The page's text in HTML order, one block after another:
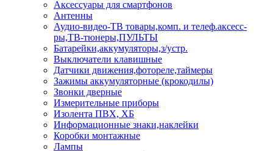
Аксессуары для смартфонов
Антенны
Аудио-видео-ТВ товары,комп. и телеф.аксесс-
ры,ТВ-тюнеры,ПУЛЬТЫ
Батарейки,аккумуляторы,з/устр.
Выключатели клавишные
Датчики движения,фотореле,таймеры
Зажимы аккумуляторные (крокодилы)
Звонки дверные
Измерительные приборы
Изолента ПВХ, ХБ
Информационные знаки,наклейки
Коробки монтажные
Лампы